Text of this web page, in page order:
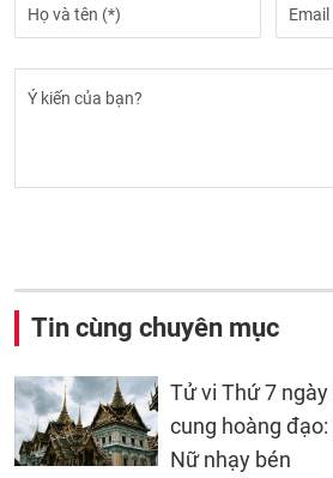
Tin cùng chuyên mục
Tử vi Thứ 7
cung hoàng
Nữ nhạy bén